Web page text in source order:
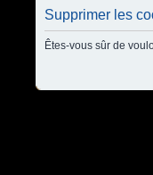
Supprimer les
Êtes-vous sûr de